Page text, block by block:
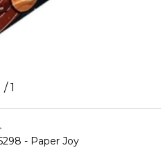
/1
- Paper Joy